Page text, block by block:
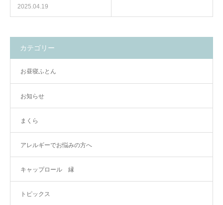
2025.04.19
カテゴリー
お昼寝ふとん
お知らせ
まくら
アレルギーでお悩みの方へ
キャップロール 縁
トピックス